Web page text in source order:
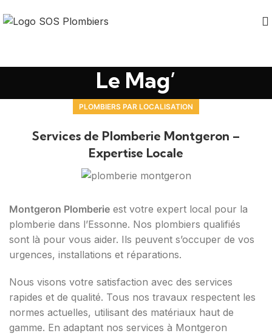
Le Mag’
PLOMBIERS PAR LOCALISATION
Services de Plomberie Montgeron –
Expertise Locale
Montgeron Plomberie est votre expert local pour la
plomberie dans l’Essonne. Nos plombiers qualifiés
sont là pour vous aider. Ils peuvent s’occuper de vos
urgences, installations et réparations.
Nous visons votre satisfaction avec des services
rapides et de qualité. Tous nos travaux respectent les
normes actuelles, utilisant des matériaux haut de
gamme. En adaptant nos services à Montgeron